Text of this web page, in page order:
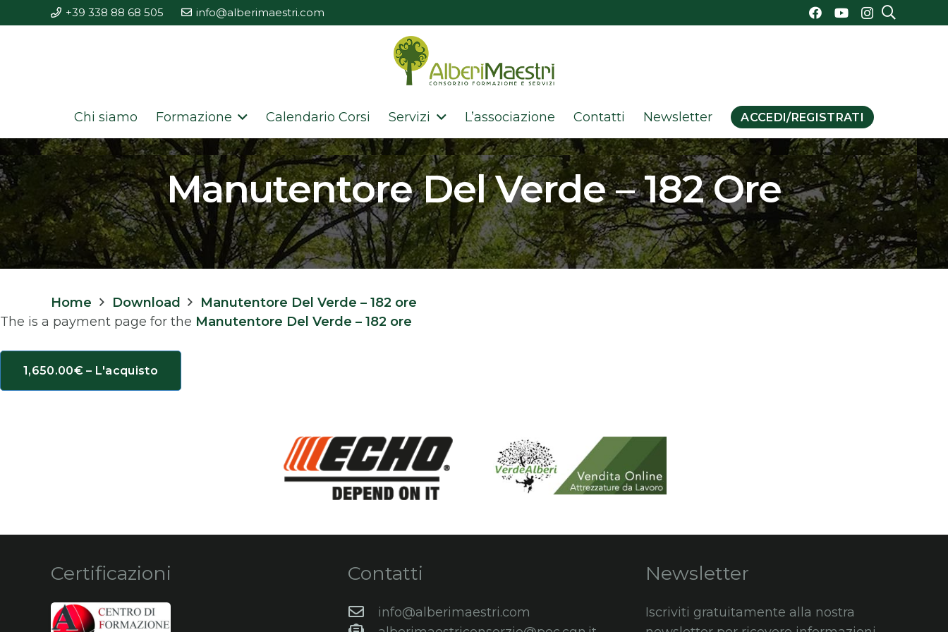
+39 338 88 68 505 info@alberimaestri.com
Chi siamo Formazione Calendario Corsi Servizi L’associazione Contatti Newsletter ACCEDI/REGISTRATI
Manutentore Del Verde – 182 Ore
Home Download
Manutentore Del Verde – 182 ore
The is a payment page for the Manutentore Del Verde – 182 ore
1,650.00€ – L'acquisto
Certificazioni Contatti
info@alberimaestri.com
Newsletter
Iscriviti gratuitamente alla nostra